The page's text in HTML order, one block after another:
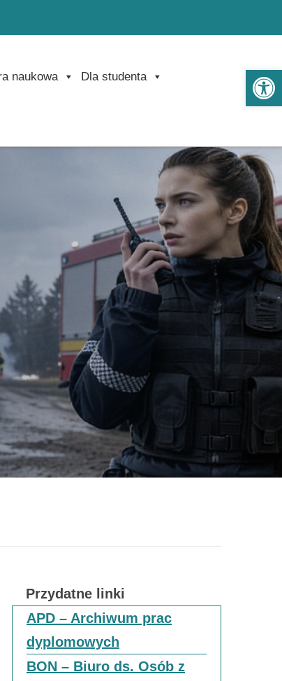
naukowa Dla studenta
Przydatne linki
APD – Archiwum prac
dyplomowych
BON – Biuro ds. Osób z